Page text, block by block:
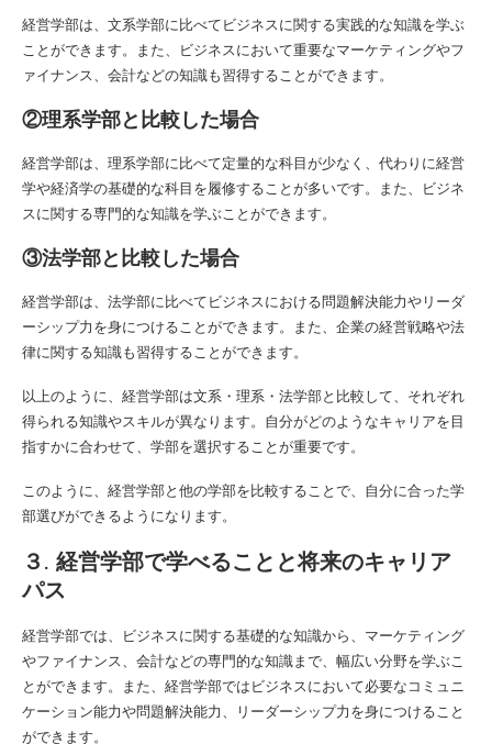
経営学部は、文系学部に比べてビジネスに関する実践的な知識を学ぶ
ことができます。また、ビジネスにおいて重要なマーケティングやフ
ァイナンス、会計などの知識も習得することができます。
②理系学部と比較した場合
経営学部は、理系学部に比べて定量的な科目が少なく、代わりに経営
学や経済学の基礎的な科目を履修することが多いです。また、ビジネ
スに関する専門的な知識を学ぶことができます。
③法学部と比較した場合
経営学部は、法学部に比べてビジネスにおける問題解決能力やリーダ
ーシップ力を身につけることができます。また、企業の経営戦略や法
律に関する知識も習得することができます。
以上のように、経営学部は文系・理系・法学部と比較して、それぞれ
得られる知識やスキルが異なります。自分がどのようなキャリアを目
指すかに合わせて、学部を選択することが重要です。
このように、経営学部と他の学部を比較することで、自分に合った学
部選びができるようになります。
３. 経営学部で学べることと将来のキャリア
パス
経営学部では、ビジネスに関する基礎的な知識から、マーケティング
やファイナンス、会計などの専門的な知識まで、幅広い分野を学ぶこ
とができます。また、経営学部ではビジネスにおいて必要なコミュニ
ケーション能力や問題解決能力、リーダーシップ力を身につけること
ができます。